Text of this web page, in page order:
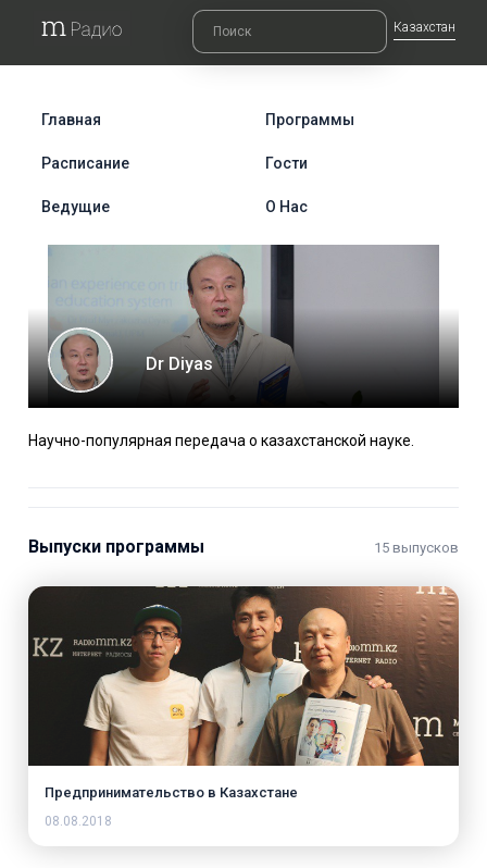
Казахстан
Главная Программы
Расписание Гости
Ведущие О Нас
Dr Diyas
Научно-популярная передача о казахстанской науке.
Выпуски программы 15 выпусков
Предпринимательство в Казахстане
08.08.2018